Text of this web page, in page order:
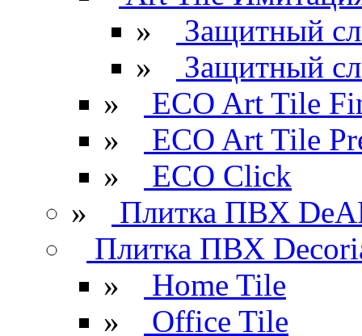
»
Защитный
»
Защитный
»
ECO Art Tile
»
ECO Art Tile
»
ECO Click
»
Плитка ПВХ
Плитка ПВХ
»
Home Tile
»
Office Tile